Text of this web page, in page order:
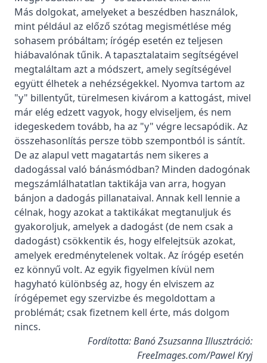
Más dolgokat, amelyeket a beszédben használok,
mint például az előző szótag megismétlése még
sohasem próbáltam; írógép esetén ez teljesen
hiábavalónak tűnik. A tapasztalataim segítségével
megtaláltam azt a módszert, amely segítségével
együtt élhetek a nehézségekkel. Nyomva tartom az
"y" billentyűt, türelmesen kivárom a kattogást, mivel
már elég edzett vagyok, hogy elviseljem, és nem
idegeskedem tovább, ha az "y" végre lecsapódik. Az
összehasonlítás persze több szempontból is sántít.
De az alapul vett magatartás nem sikeres a
dadogással való bánásmódban? Minden dadogónak
megszámlálhatatlan taktikája van arra, hogyan
bánjon a dadogás pillanataival. Annak kell lennie a
célnak, hogy azokat a taktikákat megtanuljuk és
gyakoroljuk, amelyek a dadogást (de nem csak a
dadogást) csökkentik és, hogy elfelejtsük azokat,
amelyek eredménytelenek voltak. Az írógép esetén
ez könnyű volt. Az egyik figyelmen kívül nem
hagyható különbség az, hogy én elviszem az
írógépemet egy szervizbe és megoldottam a
problémát; csak fizetnem kell érte, más dolgom
nincs.
Fordította: Banó Zsuzsanna Illusztráció:
FreeImages.com/Pawel Kryj